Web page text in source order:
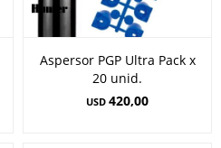
Aspersor PGP Ultra Pack x
20 unid.
USD 420,00